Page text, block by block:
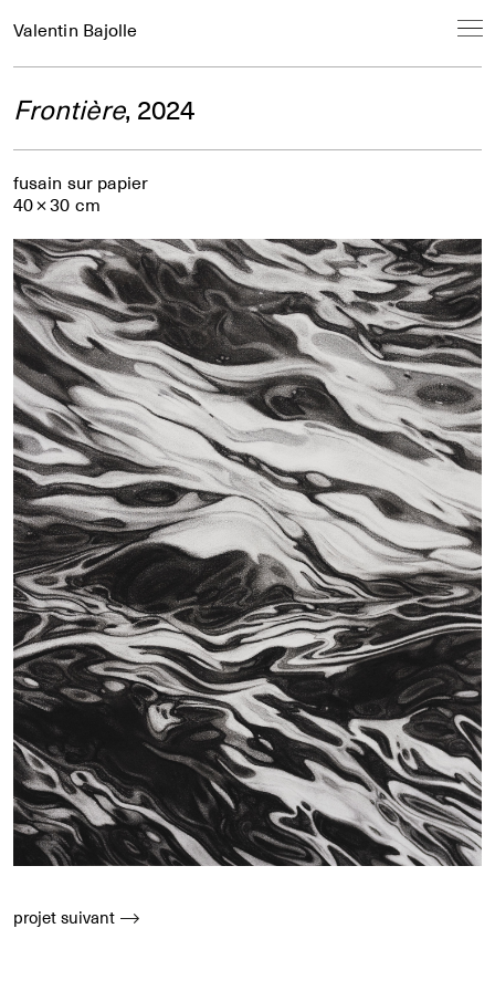
Valentin Bajolle
Frontière, 2024
fusain sur papier
40 × 30 cm
projet suivant